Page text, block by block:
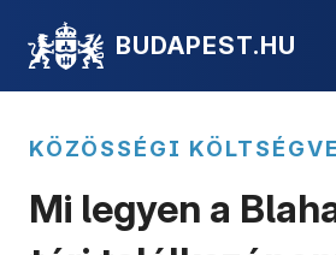
BUDAPEST.HU
KÖZÖSSÉGI
Mi legyen a